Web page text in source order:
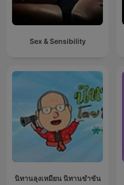
Sex & Sensibility
นิทานลุงเหมียน นิทานขำขัน